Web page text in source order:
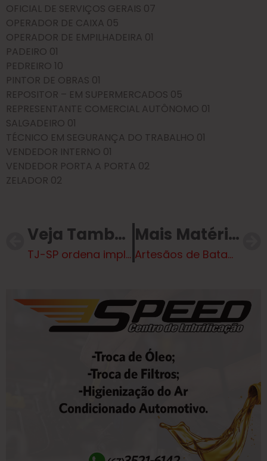
OFICIAL DE SERVIÇOS GERAIS 07
OPERADOR DE CAIXA 05
OPERADOR DE EMPILHADEIRA 01
PADEIRO 01
PEDREIRO 10
PINTOR DE OBRAS 01
REPOSITOR – EM SUPERMERCADOS 05
REPRESENTANTE COMERCIAL AUTÔNOMO 01
SALGADEIRO 01
TÉCNICO EM SEGURANÇA DO TRABALHO 01
VENDEDOR INTERNO 01
VENDEDOR PORTA A PORTA 02
ZELADOR 02
Veja Também
TJ-SP ordena implementação de medidas contra abusos em presídios de São Paulo
Mais Matérias
Artesãos de Bataguassu lançam catálogo com peças autorais e celebram novas oportunidades de mercado